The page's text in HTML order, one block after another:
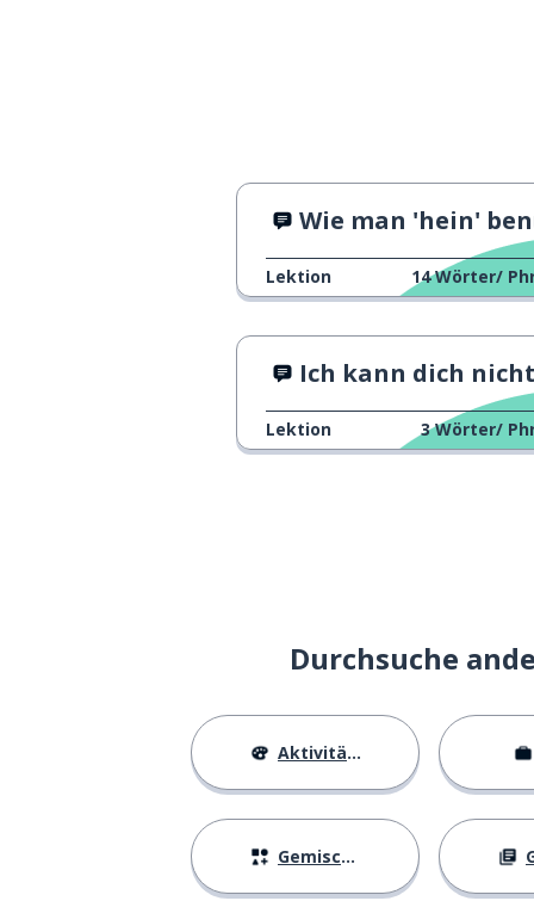
Wie man 'hein'
Lektion 14 Wörter/
Ich kann dich nicht hören!
Lektion 3 Wörter/
Durchsuche
Aktivitäten
Gemischtes